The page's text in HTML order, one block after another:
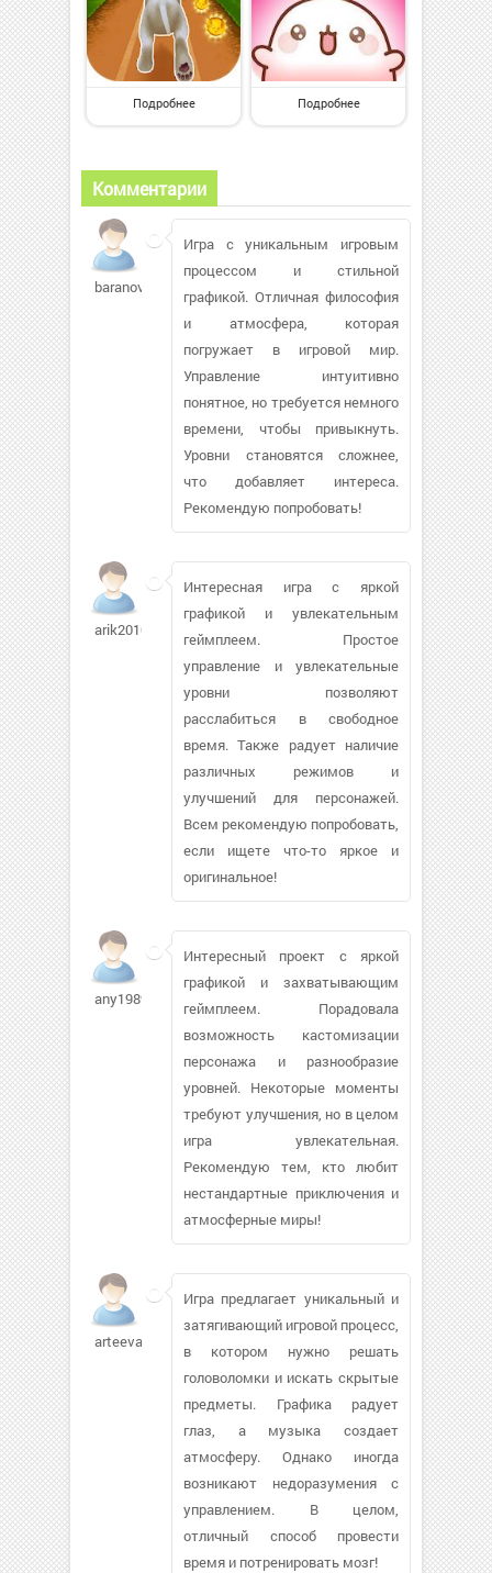
Подробнее Подробнее
Комментарии
baranovdim911
Игра с уникальным игровым
процессом и стильной
графикой. Отличная философия
и атмосфера, которая
погружает в игровой мир.
Управление интуитивно
понятное, но требуется немного
времени, чтобы привыкнуть.
Уровни становятся сложнее,
что добавляет интереса.
Рекомендую попробовать!
arik2010
Интересная игра с яркой
графикой и увлекательным
геймплеем. Простое
управление и увлекательные
уровни позволяют
расслабиться в свободное
время. Также радует наличие
различных режимов и
улучшений для персонажей.
Всем рекомендую попробовать,
если ищете что-то яркое и
оригинальное!
any1989673
Интересный проект с яркой
графикой и захватывающим
геймплеем. Порадовала
возможность кастомизации
персонажа и разнообразие
уровней. Некоторые моменты
требуют улучшения, но в целом
игра увлекательная.
Рекомендую тем, кто любит
нестандартные приключения и
атмосферные миры!
arteeva
Игра предлагает уникальный и
затягивающий игровой процесс,
в котором нужно решать
головоломки и искать скрытые
предметы. Графика радует
глаз, а музыка создает
атмосферу. Однако иногда
возникают недоразумения с
управлением. В целом,
отличный способ провести
время и потренировать мозг!